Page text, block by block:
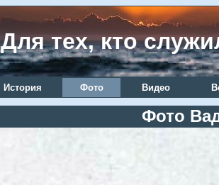
Для тех, кто
История Фото Видео
Фото